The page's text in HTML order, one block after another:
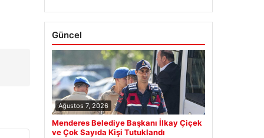
Güncel
Ağustos 7, 2026
Menderes Belediye Başkanı İlkay Çiçek
ve Çok Sayıda Kişi Tutuklandı